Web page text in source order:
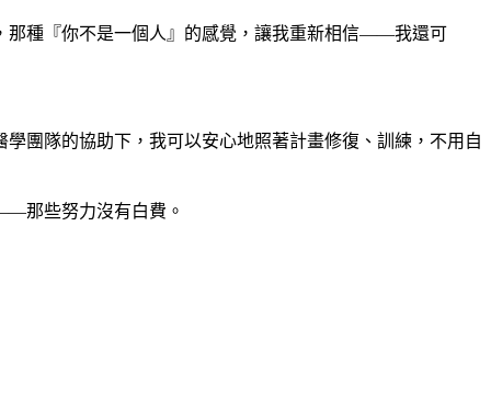
那種『你不是一個人』的感覺，讓我重新相信——我還可
團隊的協助下，我可以安心地照著計畫修復、訓練，不用自
那些努力沒有白費。